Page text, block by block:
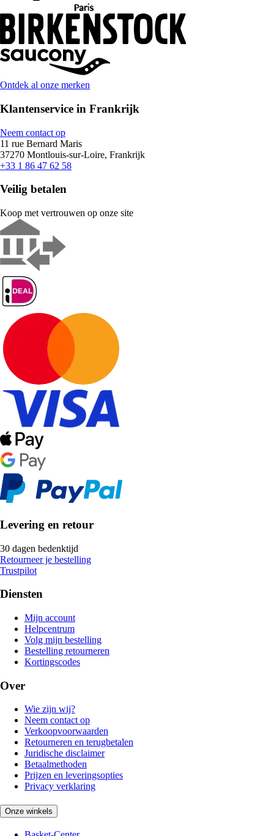
Ontdek al onze merken
Klantenservice in Frankrijk
Neem contact op
11 rue Bernard Maris
37270 Montlouis-sur-Loire, Frankrijk
+33 1 86 47 62 58
Veilig betalen
Koop met vertrouwen op onze site
Levering en retour
30 dagen bedenktijd
Retourneer je bestelling
Trustpilot
Diensten
Mijn account
Helpcentrum
Volg mijn bestelling
Bestelling retourneren
Kortingscodes
Over
Wie zijn wij?
Neem contact op
Verkoopvoorwaarden
Retourneren en terugbetalen
Juridische disclaimer
Betaalmethoden
Prijzen en leveringsopties
Privacy verklaring
Onze winkels